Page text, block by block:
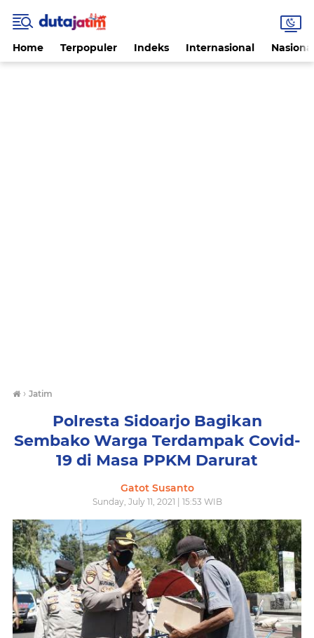
Home Terpopuler Indeks Internasional
› Jatim
Polresta Sidoarjo Bagikan
Sembako Warga Terdampak Covid-
19 di Masa PPKM Darurat
Gatot Susanto
Sunday, July 11, 2021 | 15:53 WIB